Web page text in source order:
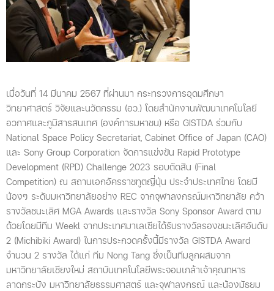
เมื่อวันที่ 14 มีนาคม 2567 ที่ผ่านมา กระทรวงการอุดมศึกษา
วิทยาศาสตร์ วิจัยและนวัตกรรม (อว.) โดยสำนักงานพัฒนาเทคโนโลยี
อวกาศและภูมิสารสนเทศ (องค์การมหาชน) หรือ GISTDA ร่วมกับ
National Space Policy Secretariat, Cabinet Office of Japan (CAO)
และ Sony Group Corporation จัดการแข่งขัน Rapid Prototype
Development (RPD) Challenge 2023 รอบตัดสิน (Final
Competition) ณ สถานเอกอัครราชทูตญี่ปุ่น ประจำประเทศไทย โดยมี
น้องๆ ระดับมหาวิทยาลัยอย่าง REC จากจุฬาลงกรณ์มหาวิทยาลัย คว้า
รางวัลชนะเลิศ MGA Awards และรางวัล Sony Sponsor Award ตาม
ด้วยโดยมีทีม Weekl จากประเทศมาเลเซียได้รับรางวัลรองชนะเลิศอันดับ
2 (Michibiki Award) ในการประกวดครั้งนี้มีรางวัล GISTDA Award
จำนวน 2 รางวัล ได้แก่ ทีม Nong Tang ซึ่งเป็นทีมลูกผสมจาก
มหาวิทยาลัยเชียงใหม่ สถาบันเทคโนโลยีพระจอมเกล้าเจ้าคุณทหาร
ลาดกระบัง มหาวิทยาลัยธรรมศาสตร์ และจุฬาลงกรณ์ และน้องมัธยม